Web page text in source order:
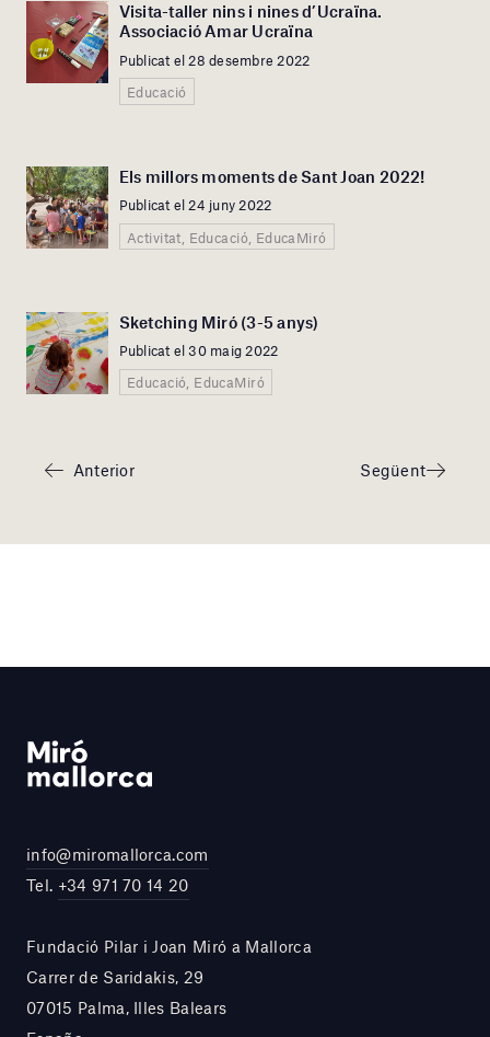
Visita-taller nins i nines d’Ucraïna.
Associació Amar Ucraïna
Publicat el 28 desembre 2022
Educació
Els millors moments de Sant Joan 2022!
Publicat el 24 juny 2022
Activitat, Educació, EducaMiró
Sketching Miró (3-5 anys)
Publicat el 30 maig 2022
Educació, EducaMiró
Anterior Següent
info@miromallorca.com
Tel. +34 971 70 14 20
Fundació Pilar i Joan Miró a Mallorca
Carrer de Saridakis, 29
07015 Palma, Illes Balears